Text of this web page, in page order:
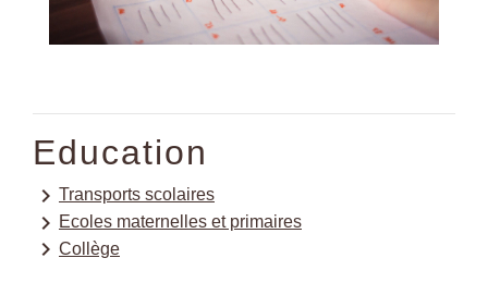
Education
keyboard_arrow_right Transports scolaires
keyboard_arrow_right Ecoles maternelles et primaires
keyboard_arrow_right Collège